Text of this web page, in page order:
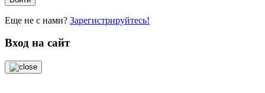
Еще не с нами? Зарегистрируйтесь!
Вход на сайт